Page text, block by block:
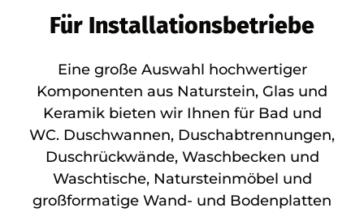
Für Installationsbetriebe
Eine große Auswahl hochwertiger
Komponenten aus Naturstein, Glas und
Keramik bieten wir Ihnen für Bad und
WC. Duschwannen, Duschabtrennungen,
Duschrückwände, Waschbecken und
Waschtische, Natursteinmöbel und
großformatige Wand- und Bodenplatten